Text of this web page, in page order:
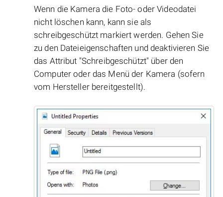
Wenn die Kamera die Foto- oder Videodatei
nicht löschen kann, kann sie als
schreibgeschützt markiert werden. Gehen Sie
zu den Dateieigenschaften und deaktivieren Sie
das Attribut "Schreibgeschützt" über den
Computer oder das Menü der Kamera (sofern
vom Hersteller bereitgestellt).